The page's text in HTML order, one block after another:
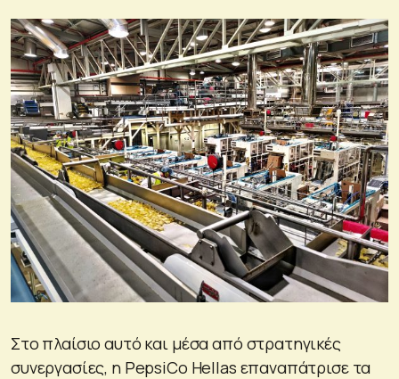
Στο πλαίσιο αυτό και μέσα από στρατηγικές
συνεργασίες, η PepsiCo Hellas επαναπάτρισε τα